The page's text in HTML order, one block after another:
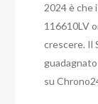
2024 è che
116610LV
crescere. Il
su